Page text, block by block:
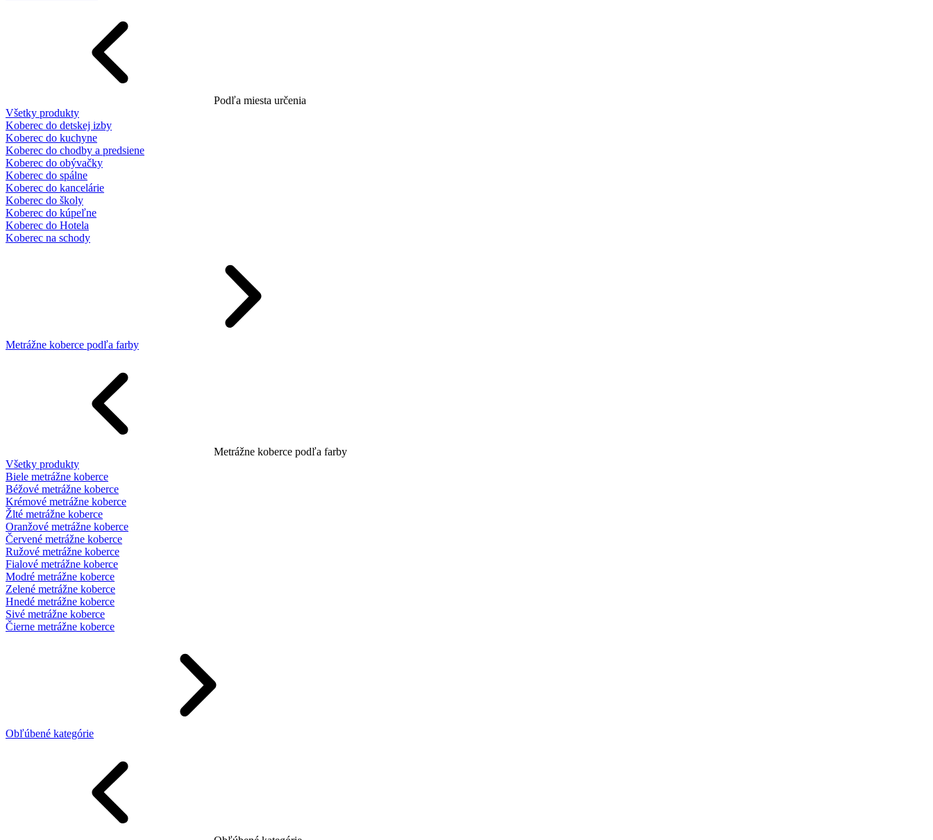
Podľa miesta určenia
Všetky produkty
Koberec do detskej izby
Koberec do kuchyne
Koberec do chodby a predsiene
Koberec do obývačky
Koberec do spálne
Koberec do kancelárie
Koberec do školy
Koberec do kúpeľne
Koberec do Hotela
Koberec na schody
Metrážne koberce podľa farby
Metrážne koberce podľa farby
Všetky produkty
Biele metrážne koberce
Béžové metrážne koberce
Krémové metrážne koberce
Žlté metrážne koberce
Oranžové metrážne koberce
Červené metrážne koberce
Ružové metrážne koberce
Fialové metrážne koberce
Modré metrážne koberce
Zelené metrážne koberce
Hnedé metrážne koberce
Sivé metrážne koberce
Čierne metrážne koberce
Obľúbené kategórie